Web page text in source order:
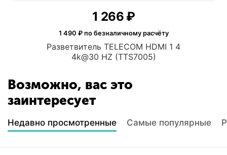
Разветвитель TELECOM HDMI 1 4
4k@30 HZ (TTS7005)
1 266 ₽
1 490 ₽ по безналичному расчёту
Возможно, вас это
заинтересует
Недавно просмотренные Самые популярные